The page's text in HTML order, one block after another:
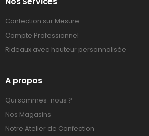
Confection sur Mesure
Compte Professionnel
Rideaux avec hauteur personnalisée
A propos
Qui sommes-nous ?
Nos Magasins
Notre Atelier de Confection